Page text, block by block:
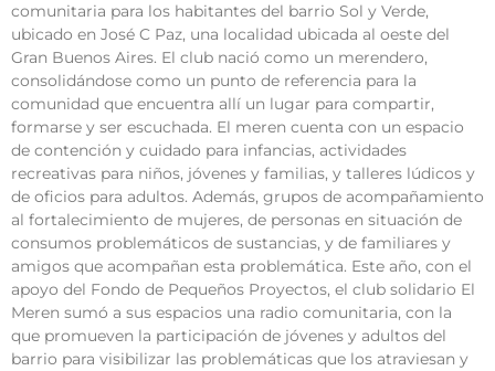
comunitaria para los habitantes del barrio Sol y Verde,
ubicado en José C Paz, una localidad ubicada al oeste del
Gran Buenos Aires. El club nació como un merendero,
consolidándose como un punto de referencia para la
comunidad que encuentra allí un lugar para compartir,
formarse y ser escuchada. El meren cuenta con un espacio
de contención y cuidado para infancias, actividades
recreativas para niños, jóvenes y familias, y talleres lúdicos y
de oficios para adultos. Además, grupos de acompañamiento
al fortalecimiento de mujeres, de personas en situación de
consumos problemáticos de sustancias, y de familiares y
amigos que acompañan esta problemática. Este año, con el
apoyo del Fondo de Pequeños Proyectos, el club solidario El
Meren sumó a sus espacios una radio comunitaria, con la
que promueven la participación de jóvenes y adultos del
barrio para visibilizar las problemáticas que los atraviesan y